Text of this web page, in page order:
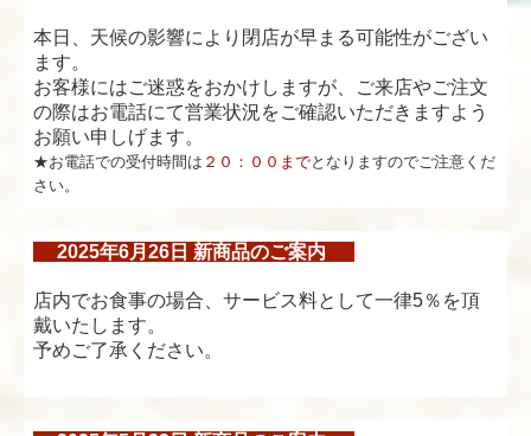
本日、天候の影響により閉店が早まる可能性がござい
ます。
お客様にはご迷惑をおかけしますが、ご来店やご注文
の際はお電話にて営業状況をご確認いただきますよう
お願い申しげます。
★お電話での受付時間は ２０：００までとなりますのでご注意くだ
さい。
2025年6月26日 新商品のご案内
店内でお食事の場合、サービス料として一律5％を頂
戴いたします。
予めご了承ください。